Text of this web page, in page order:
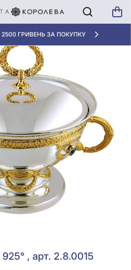
-70%
925° , арт. 2.8.0015
925° , арт. 2.8.0015